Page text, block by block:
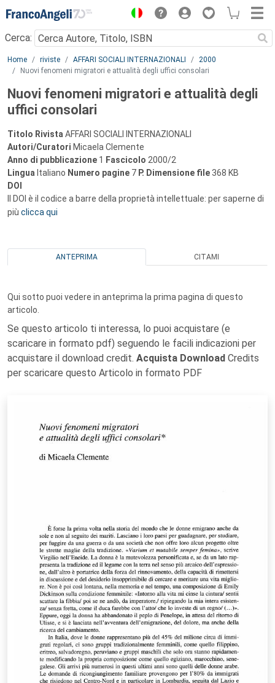
Menu
Cerca:
Main content
Home riviste AFFARI SOCIALI INTERNAZIONALI
2000
Nuovi fenomeni migratori e attualità degli uffici consolari
Nuovi fenomeni migratori e attualità degli
uffici consolari
Titolo Rivista AFFARI SOCIALI INTERNAZIONALI
Autori/Curatori Micaela Clemente
Anno di pubblicazione 1 Fascicolo 2000/2
Lingua Italiano Numero pagine 7 P. Dimensione file 368 KB
DOI
Il DOI è il codice a barre della proprietà intellettuale: per saperne di
più clicca qui
ANTEPRIMA CITAMI
Qui sotto puoi vedere in anteprima la prima pagina di questo
articolo.
Se questo articolo ti interessa, lo puoi acquistare (e
scaricare in formato pdf) seguendo le facili indicazioni per
acquistare il download credit. Acquista Download Credits
per scaricare questo Articolo in formato PDF